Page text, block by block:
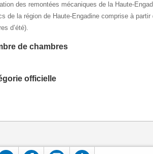
des remontées mécaniques de la Haute-
de la région de Haute-Engadine comprise à
d’été).
de chambres
officielle